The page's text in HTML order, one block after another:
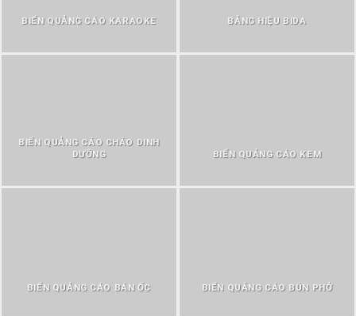
BIỂN QUẢNG CÁO KARAOKE BẢNG HIỆU BIDA
BIỂN QUẢNG CÁO CHÁO DINH
DƯỠNG
BIỂN QUẢNG CÁO KEM
BIỂN QUẢNG CÁO BÁN ỐC BIỂN QUẢNG CÁO BÚN PHỞ